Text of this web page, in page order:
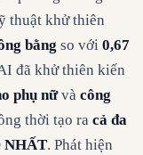
thuật khử thiên
bằng so với 0,67
đã khử thiên kiến
phụ nữvà công
thời tạo ra cả đa
NHẤT. Phát hiện